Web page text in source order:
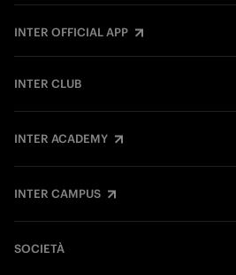
INTER OFFICIAL APP
INTER CLUB
INTER ACADEMY
INTER CAMPUS
SOCIETÀ